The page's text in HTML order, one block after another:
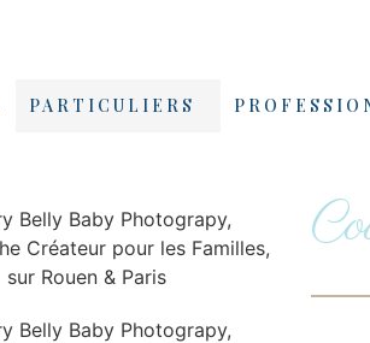
PARTICULIERS